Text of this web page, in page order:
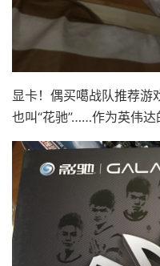
显卡！偶买噶战队推荐游
也叫“花驰”……作为英伟达